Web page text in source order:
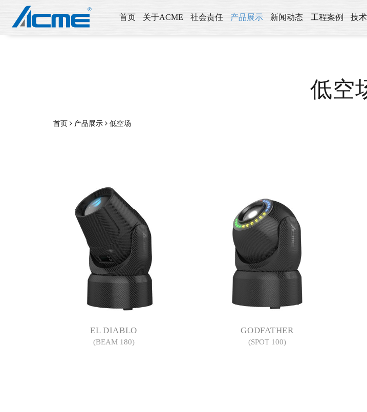
首页 关于ACME 社会责任 产品展示 新闻动态 工程案例 技
低空
首页 产品展示 低空场
EL DIABLO
(BEAM 180)
GODFATHER
(SPOT 100)